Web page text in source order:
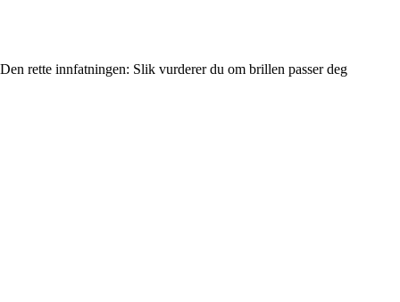
Den rette innfatningen: Slik vurderer du om brillen passer deg